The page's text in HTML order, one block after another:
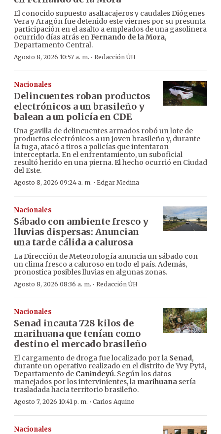
El conocido supuesto asaltacajeros y caudales Diógenes
Vera y Aragón fue detenido este viernes por su presunta
participación en el asalto a empleados de una gasolinera
ocurrido días atrás en Fernando de la Mora,
Departamento Central.
Agosto 8, 2026 10:57 a. m. · Redacción ÚH
Nacionales
Delincuentes roban productos
electrónicos a un brasileño y
balean a un policía en CDE
Una gavilla de delincuentes armados robó un lote de
productos electrónicos a un joven brasileño y, durante
la fuga, atacó a tiros a policías que intentaron
interceptarla. En el enfrentamiento, un suboficial
resultó herido en una pierna. El hecho ocurrió en Ciudad
del Este.
Agosto 8, 2026 09:24 a. m. · Edgar Medina
Nacionales
Sábado con ambiente fresco y
lluvias dispersas: Anuncian
una tarde cálida a calurosa
La Dirección de Meteorología anuncia un sábado con
un clima fresco a caluroso en todo el país. Además,
pronostica posibles lluvias en algunas zonas.
Agosto 8, 2026 08:36 a. m. · Redacción ÚH
Nacionales
Senad incauta 728 kilos de
marihuana que tenían como
destino el mercado brasileño
El cargamento de droga fue localizado por la Senad,
durante un operativo realizado en el distrito de Yvy Pytã,
Departamento de Canindeyú. Según los datos
manejados por los intervinientes, la marihuana sería
trasladada hacia territorio brasileño.
Agosto 7, 2026 10:41 p. m. · Carlos Aquino
Nacionales